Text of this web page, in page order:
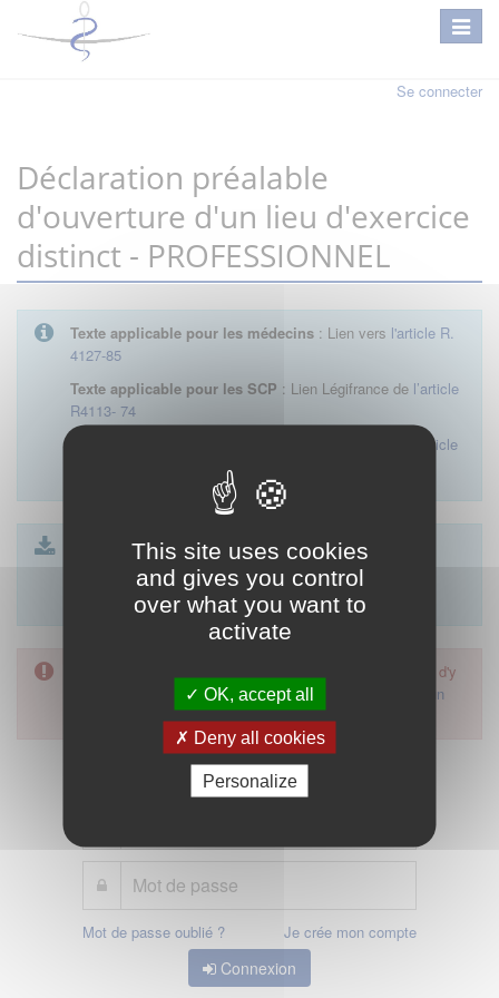
This site uses cookies
and gives you control
over what you want to
activate
OK, accept all
Deny all cookies
Personalize
Se connecter
Déclaration préalable
d'ouverture d'un lieu d'exercice
distinct - PROFESSIONNEL
Texte applicable pour les médecins : Lien vers l'article R.
4127-85
Texte applicable pour les SCP : Lien Légifrance de l’article
R4113- 74
l’article
CTS - formulaire article R4113-23 SEL.docx| 23 Ko
CTS - formulaire article R4113-74 SCP.docx | 23 Ko
formulaire de déclaration article 85| 26 Ko
L'accès à cette démarche ne vous est pas autorisé. Afin d'y
avoir accès, vous devez vous connecter
vous créer un
Mot de passe oublié ? Je crée mon compte
Connexion